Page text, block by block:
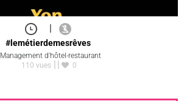
|
#lemétierdemesrêves
Management d'hôtel-restaurant
110 vues
0